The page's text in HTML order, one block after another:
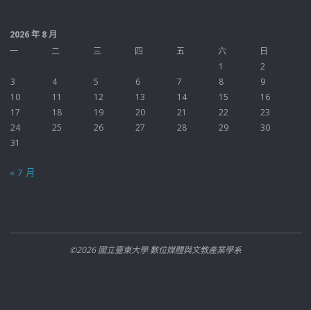
2026 年 8 月
一
二 三 四 五 六
日
1
2
3
4 5 6 7 8
9
10
11 12 13 14 15
16
17
18 19 20 21 22
23
24
25 26 27 28 29
30
31
« 7 月
©2026 國立臺東大學 數位媒體與文教產業學系